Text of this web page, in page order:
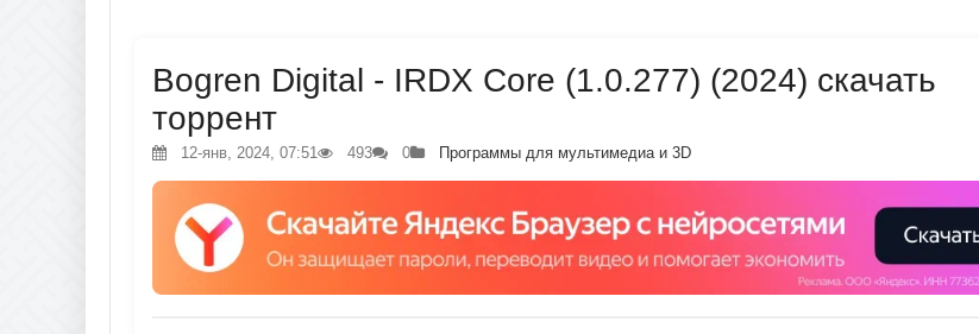
Bogren Digital - IRDX Core (1.0.277) (2024) скачать
торрент
12-янв, 2024, 07:51 493 0 Программы для мультимедиа и 3D